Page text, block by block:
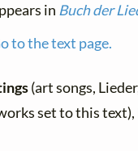
in Buch der
to the text page.
(art songs,
set to this